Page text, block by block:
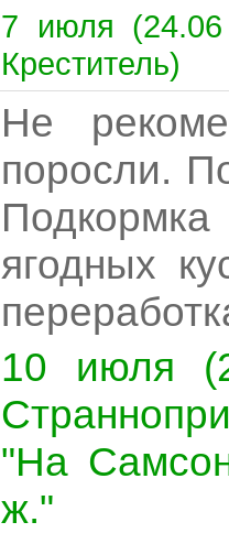
7 июля
Креститель)
Не
поросли.
ягодных
10 июля
"На
ж."